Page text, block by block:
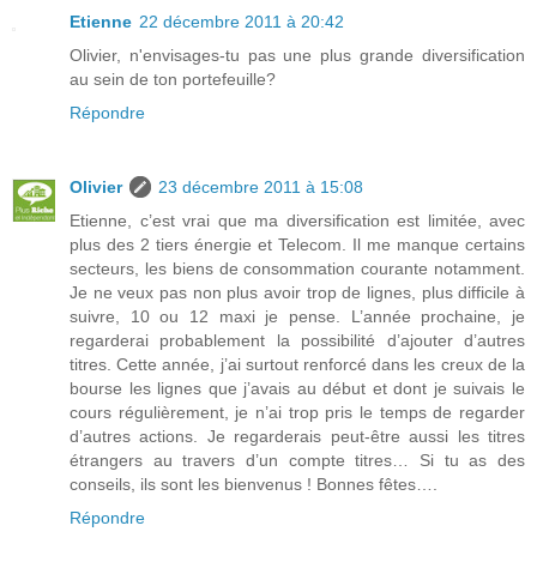
Etienne 22 décembre 2011 à 20:42
Olivier, n'envisages-tu pas une plus grande diversification
au sein de ton portefeuille?
Répondre
Olivier
23 décembre 2011 à 15:08
Etienne, c’est vrai que ma diversification est limitée, avec
plus des 2 tiers énergie et Telecom. Il me manque certains
secteurs, les biens de consommation courante notamment.
Je ne veux pas non plus avoir trop de lignes, plus difficile à
suivre, 10 ou 12 maxi je pense. L’année prochaine, je
regarderai probablement la possibilité d’ajouter d’autres
titres. Cette année, j’ai surtout renforcé dans les creux de la
bourse les lignes que j’avais au début et dont je suivais le
cours régulièrement, je n’ai trop pris le temps de regarder
d’autres actions. Je regarderais peut-être aussi les titres
étrangers au travers d’un compte titres… Si tu as des
conseils, ils sont les bienvenus ! Bonnes fêtes….
Répondre